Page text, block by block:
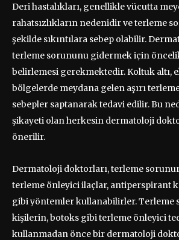
Deri hastalıkları, genellikle vücutta
rahatsızlıkların nedenidir ve terleme
şekilde sıkıntılara sebep olabilir.
terleme sorununu gidermek için
belirlemesi gerekmektedir. Koltuk altı,
bölgelerde meydana gelen aşırı
sebepler saptanarak tedavi edilir. Bu
şikayeti olan herkesin dermatoloji
önerilir.
Dermatoloji doktorları, terleme
terleme önleyici ilaçlar, antiperspirant
gibi yöntemler kullanabilirler. Terleme
kişilerin, botoks gibi terleme önleyici
kullanmadan önce bir dermatoloji